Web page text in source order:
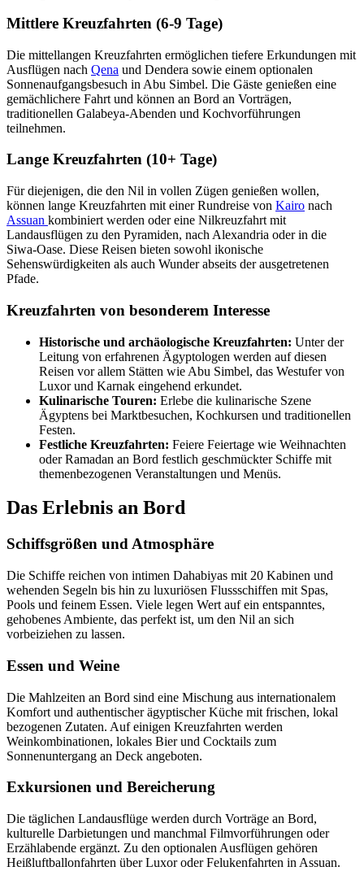
Mittlere Kreuzfahrten (6-9 Tage)
Die mittellangen Kreuzfahrten ermöglichen tiefere Erkundungen mit
Ausflügen nach Qena und Dendera sowie einem optionalen
Sonnenaufgangsbesuch in Abu Simbel. Die Gäste genießen eine
gemächlichere Fahrt und können an Bord an Vorträgen,
traditionellen Galabeya-Abenden und Kochvorführungen
teilnehmen.
Lange Kreuzfahrten (10+ Tage)
Für diejenigen, die den Nil in vollen Zügen genießen wollen,
können lange Kreuzfahrten mit einer Rundreise von Kairo nach
Assuan kombiniert werden oder eine Nilkreuzfahrt mit
Landausflügen zu den Pyramiden, nach Alexandria oder in die
Siwa-Oase. Diese Reisen bieten sowohl ikonische
Sehenswürdigkeiten als auch Wunder abseits der ausgetretenen
Pfade.
Kreuzfahrten von besonderem Interesse
Historische und archäologische Kreuzfahrten: Unter der
Leitung von erfahrenen Ägyptologen werden auf diesen
Reisen vor allem Stätten wie Abu Simbel, das Westufer von
Luxor und Karnak eingehend erkundet.
Kulinarische Touren: Erlebe die kulinarische Szene
Ägyptens bei Marktbesuchen, Kochkursen und traditionellen
Festen.
Festliche Kreuzfahrten: Feiere Feiertage wie Weihnachten
oder Ramadan an Bord festlich geschmückter Schiffe mit
themenbezogenen Veranstaltungen und Menüs.
Das Erlebnis an Bord
Schiffsgrößen und Atmosphäre
Die Schiffe reichen von intimen Dahabiyas mit 20 Kabinen und
wehenden Segeln bis hin zu luxuriösen Flussschiffen mit Spas,
Pools und feinem Essen. Viele legen Wert auf ein entspanntes,
gehobenes Ambiente, das perfekt ist, um den Nil an sich
vorbeiziehen zu lassen.
Essen und Weine
Die Mahlzeiten an Bord sind eine Mischung aus internationalem
Komfort und authentischer ägyptischer Küche mit frischen, lokal
bezogenen Zutaten. Auf einigen Kreuzfahrten werden
Weinkombinationen, lokales Bier und Cocktails zum
Sonnenuntergang an Deck angeboten.
Exkursionen und Bereicherung
Die täglichen Landausflüge werden durch Vorträge an Bord,
kulturelle Darbietungen und manchmal Filmvorführungen oder
Erzählabende ergänzt. Zu den optionalen Ausflügen gehören
Heißluftballonfahrten über Luxor oder Felukenfahrten in Assuan.